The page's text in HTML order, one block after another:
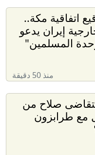
اتفاقية مكة..
إيران يدعو
المسلمين"
منذ 50 دقيقة
صلاح من
مع طرابزون